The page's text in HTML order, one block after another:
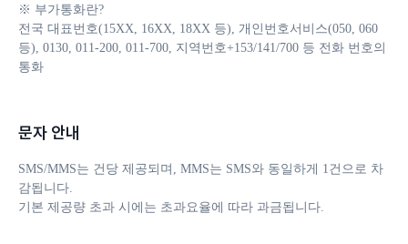
※ 부가통화란?
전국 대표번호(15XX, 16XX, 18XX 등), 개인번호서비스(050, 060
등), 0130, 011-200, 011-700, 지역번호+153/141/700 등 전화 번호의
통화
문자 안내
SMS/MMS는 건당 제공되며, MMS는 SMS와 동일하게 1건으로 차
감됩니다.
기본 제공량 초과 시에는 초과요율에 따라 과금됩니다.